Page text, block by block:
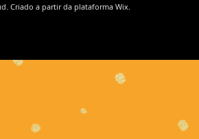
Criado a partir da plataforma Wix.